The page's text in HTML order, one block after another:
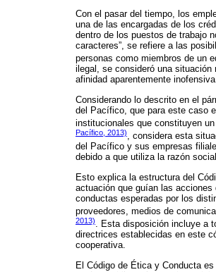
Con el pasar del tiempo, los
una de las encargadas de los
dentro de los puestos de trabajo
caracteres”, se refiere a las
personas como miembros de un
ilegal, se consideró una
afinidad aparentemente
Considerando lo descrito en el
del Pacífico, que para este caso
institucionales que constituyen
Pacífico, 2013), considera esta
del Pacífico y sus empresas
debido a que utiliza la razón
Esto explica la estructura del
actuación que guían las
conductas esperadas por los
proveedores, medios de
2013). Esta disposición incluye a
directrices establecidas en este
cooperativa.
El Código de Ética y Conducta